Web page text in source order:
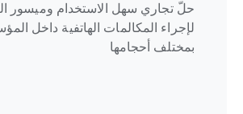
حلّ تجاري سهل الاستخدام وميسور
لإجراء المكالمات الهاتفية داخل
بمختلف أحجامها